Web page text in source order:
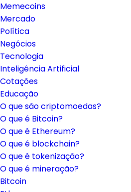
Memecoins
Mercado
Política
Negócios
Tecnologia
Inteligência Artificial
Cotações
Educação
O que são criptomoedas?
O que é Bitcoin?
O que é Ethereum?
O que é blockchain?
O que é tokenização?
O que é mineração?
Bitcoin